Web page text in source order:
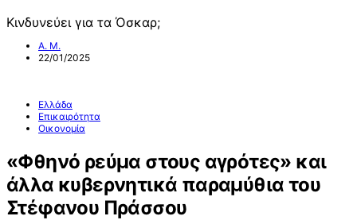
Κινδυνεύει για τα Όσκαρ;
Α. Μ.
22/01/2025
Ελλάδα
Επικαιρότητα
Οικονομία
«Φθηνό ρεύμα στους αγρότες» και
άλλα κυβερνητικά παραμύθια του
Στέφανου Πράσσου